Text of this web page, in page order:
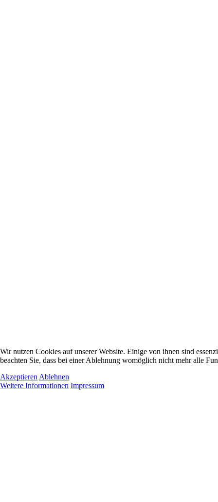
Wir nutzen Cookies auf unserer Website. Einige von ihnen sind
beachten Sie, dass bei einer Ablehnung womöglich nicht mehr alle
Akzeptieren Ablehnen
Weitere Informationen Impressum